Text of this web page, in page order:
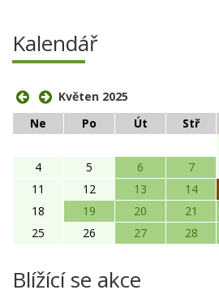
Kalendář
Květen 2025
Ne
Po Út Stř
4
5 6 7
11
12 13 14
18
19 20 21
25
26 27 28
Blížící se akce